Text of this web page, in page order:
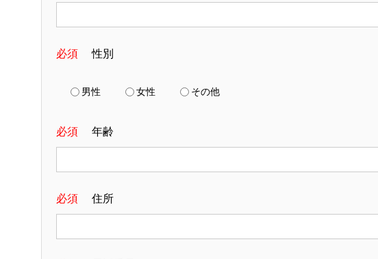
必須 性別
男性 女性 その他
必須 年齢
必須 住所